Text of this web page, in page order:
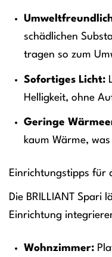
schädlichen
tragen so zum
Sofortiges Licht:
Helligkeit, ohne
Geringe
kaum Wärme,
Einrichtungstipps für
Die BRILLIANT Spari
Einrichtung
Wohnzimmer: